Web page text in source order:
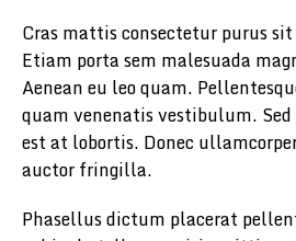
Cras mattis consectetur purus
Etiam porta sem malesuada
Aenean eu leo quam.
quam venenatis vestibulum. Sed
est at lobortis. Donec
auctor fringilla.
Phasellus dictum placerat